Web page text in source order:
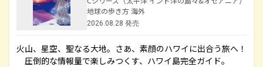
地球の歩き方 海外
2026.08.28 発売
火山、星空、聖なる大地――。さあ、素顔のハワイに出合う旅へ！
圧倒的な情報量で楽しみつくす、ハワイ島完全ガイド。